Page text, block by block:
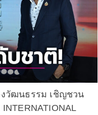
วัฒนธรรม เชิญชวน